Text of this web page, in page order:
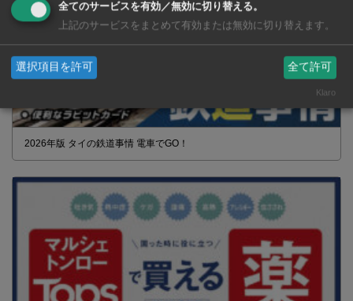
2026年版 タイの鉄道事情 電車でGO！
全てのサービスを有効／無効に切り替える。
上記のサービスをまとめて有効または無効に切り替えます。
選択項目を許可 全て許可
Klaro